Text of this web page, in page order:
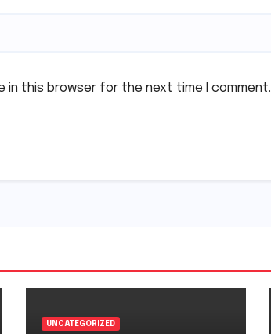
in this browser for the next time I comment.
UNCATEGORIZED